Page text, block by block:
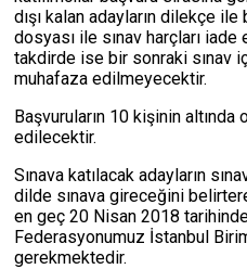
dışı kalan adayların dilekçe
dosyası ile sınav harçları
takdirde ise bir sonraki sınav
muhafaza edilmeyecektir.
Başvuruların 10 kişinin altında
edilecektir.
Sınava katılacak adayların
dilde sınava gireceğini
en geç 20 Nisan 2018
Federasyonumuz İstanbul
gerekmektedir.